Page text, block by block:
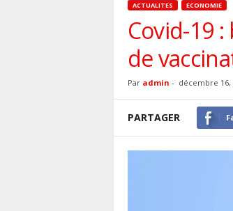
ACTUALITES ECONOMIE
Covid-19
de
Par admin - décembre 16,
PARTAGER